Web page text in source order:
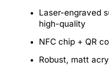
Laser-engraved
high-quality
NFC chip + QR
Robust, matt